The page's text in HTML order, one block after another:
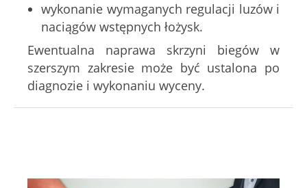
wykonanie wymaganych regulacji luzów i
naciągów wstępnych łożysk.
Ewentualna naprawa skrzyni biegów w
szerszym zakresie może być ustalona po
diagnozie i wykonaniu wyceny.